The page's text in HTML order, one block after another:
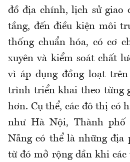
đồ địa chính, lịch sử giao
tầng, đến điều kiện môi
thống chuẩn hóa, có cơ
xuyên và kiểm soát chất
vì áp dụng đồng loạt
trình triển khai theo từng
hơn. Cụ thể, các đô thị có
như Hà Nội, Thành
Nẵng có thể là những địa
từ đó mở rộng dần khi